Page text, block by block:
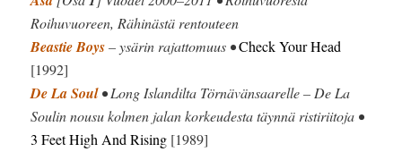
Roihuvuoreen, Rähinästä rentouteen
Beastie Boys– ysärin rajattomuus •Check Your Head
[1992]
De La Soul• Long Islandilta Törnävänsaarelle – De La
Soulin nousu kolmen jalan korkeudesta täynnä ristiriitoja •
3 Feet High And Rising [1989]